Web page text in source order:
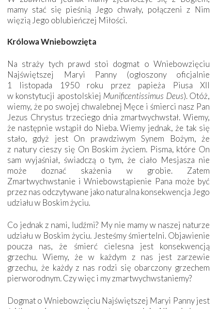
mamy stać się pieśnią Jego chwały, połączeni z Nim
więzią Jego oblubieńczej Miłości.
Królowa Wniebowzięta
Na straży tych prawd stoi dogmat o Wniebowzięciu
Najświętszej Maryi Panny (ogłoszony oficjalnie
1 listopada 1950 roku przez papieża Piusa XII
w konstytucji apostolskiej Munificentissimus Deus). Otóż,
wiemy, że po swojej chwalebnej Męce i śmierci nasz Pan
Jezus Chrystus trzeciego dnia zmartwychwstał. Wiemy,
że następnie wstąpił do Nieba. Wiemy jednak, że tak się
stało, gdyż jest On prawdziwym Synem Bożym, że
z natury cieszy się On Boskim życiem. Pisma, które On
sam wyjaśniał, świadczą o tym, że ciało Mesjasza nie
może doznać skażenia w grobie. Zatem
Zmartwychwstanie i Wniebowstąpienie Pana może być
przez nas odczytywane jako naturalna konsekwencja Jego
udziału w Boskim życiu.
Co jednak z nami, ludźmi? My nie mamy w naszej naturze
udziału w Boskim życiu. Jesteśmy śmiertelni. Objawienie
poucza nas, że śmierć cielesna jest konsekwencją
grzechu. Wiemy, że w każdym z nas jest zarzewie
grzechu, że każdy z nas rodzi się obarczony grzechem
pierworodnym. Czy więc i my zmartwychwstaniemy?
Dogmat o Wniebowzięciu Najświętszej Maryi Panny jest